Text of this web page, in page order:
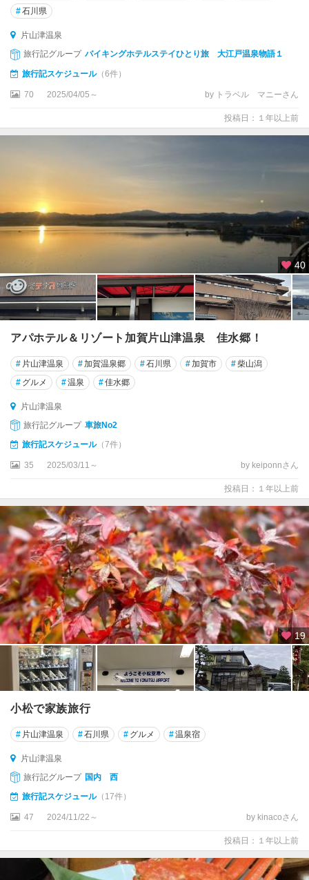
#石川県
片山津温泉
旅行記グループ バイキングホテルステイひとり旅 大江戸温泉物語１
旅行記スケジュール（6件）
70 2025/04/05～ by トラベル マニーさん
投稿日：１年以上前
40
アパホテル＆リゾート加賀片山津温泉 佳水郷！
# 片山津温泉 #加賀温泉郷 #石川県 #加賀市 #柴山潟
# グルメ #温泉 #佳水郷
片山津温泉
旅行記グループ 車旅No2
旅行記スケジュール（7件）
35 2025/03/11～ by keiponnさん
投稿日：１年以上前
19
小松で家族旅行
# 片山津温泉 #石川県 # グルメ #温泉宿
片山津温泉
旅行記グループ 国内 西
旅行記スケジュール（17件）
47 2024/11/22～ by kinacoさん
投稿日：１年以上前